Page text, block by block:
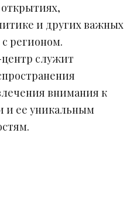
и других важных
с регионом.
служит
внимания к
и ее уникальным